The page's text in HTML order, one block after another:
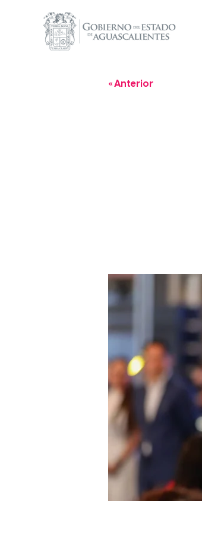
« Anterior